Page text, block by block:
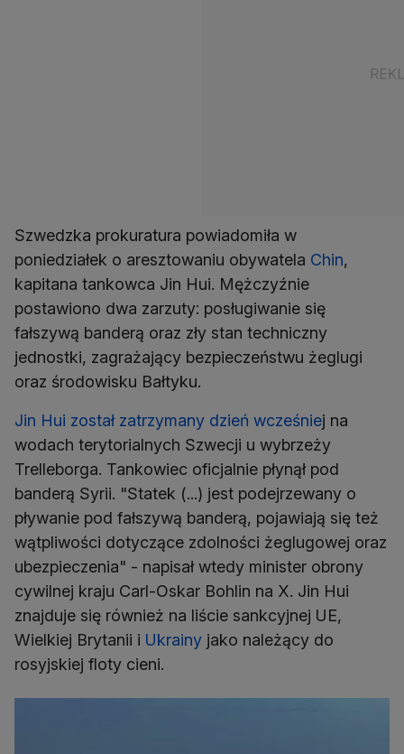
Szwedzka prokuratura powiadomiła w
poniedziałek o aresztowaniu obywatela Chin,
kapitana tankowca Jin Hui. Mężczyźnie
postawiono dwa zarzuty: posługiwanie się
fałszywą banderą oraz zły stan techniczny
jednostki, zagrażający bezpieczeństwu żeglugi
oraz środowisku Bałtyku.
Jin Hui został zatrzymany dzień wcześniej na
wodach terytorialnych Szwecji u wybrzeży
Trelleborga. Tankowiec oficjalnie płynął pod
banderą Syrii. "Statek (...) jest podejrzewany o
pływanie pod fałszywą banderą, pojawiają się też
wątpliwości dotyczące zdolności żeglugowej oraz
ubezpieczenia" - napisał wtedy minister obrony
cywilnej kraju Carl-Oskar Bohlin na X. Jin Hui
znajduje się również na liście sankcyjnej UE,
Wielkiej Brytanii i Ukrainy jako należący do
rosyjskiej floty cieni.